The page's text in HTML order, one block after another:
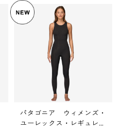
ex® Regulator® Lite Long
John Wetsuit 日本正規
パタゴニア ウィメンズ・
ユーレックス・レギュレー